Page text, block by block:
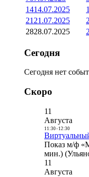
1414.07.2025
21 21.07.2025
2828.07.2025
Сегодня
Сегодня нет
Скоро
11
Августа
11:30- 12:30
Показ м/ф
мин.)
11
Августа